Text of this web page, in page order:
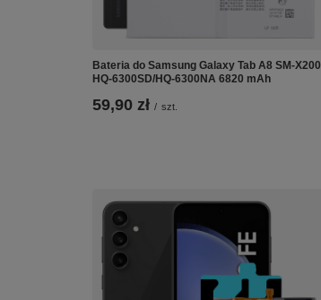
Bateria do Samsung Galaxy Tab A8 SM-X200
HQ-6300SD/HQ-6300NA 6820 mAh
59,90 zł / szt.